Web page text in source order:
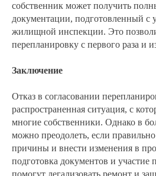
собственник может получить
документации, подготовленный с
жилищной инспекции. Это
перепланировку с первого раза и
Заключение
Отказ в согласовании
распространенная ситуация, с
многие собственники. Однако в
можно преодолеть, если
причины и внести изменения в
подготовка документов и участие
помогут легализовать ремонт и